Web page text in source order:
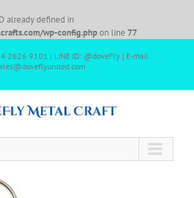
already defined in
wp-config.phpon line 77
2626 9101 | LINE ID: @doveFly | E-mail :